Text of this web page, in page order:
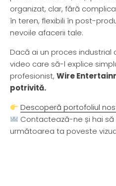
organizat, clar, fără
în teren, flexibili în post-
nevoile afacerii tale.
Dacă ai un proces industrial
video care să-l explice
profesionist, Wire
potrivită.
Descoperă portofoliul
Contactează-ne și hai
următoarea ta poveste